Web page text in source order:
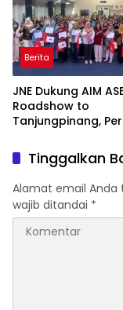
Berita
JNE Dukung AIM
Roadshow to
Tanjungpinang,
Pemanfaatan
Tinggalkan
Alamat email Anda
wajib ditandai *